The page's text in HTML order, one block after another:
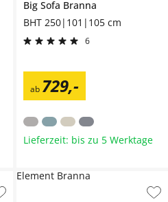
Big Sofa Branna
BHT 250|101|105 cm
6
ab 729,-
Lieferzeit: bis zu 5 Werktage
Element Branna